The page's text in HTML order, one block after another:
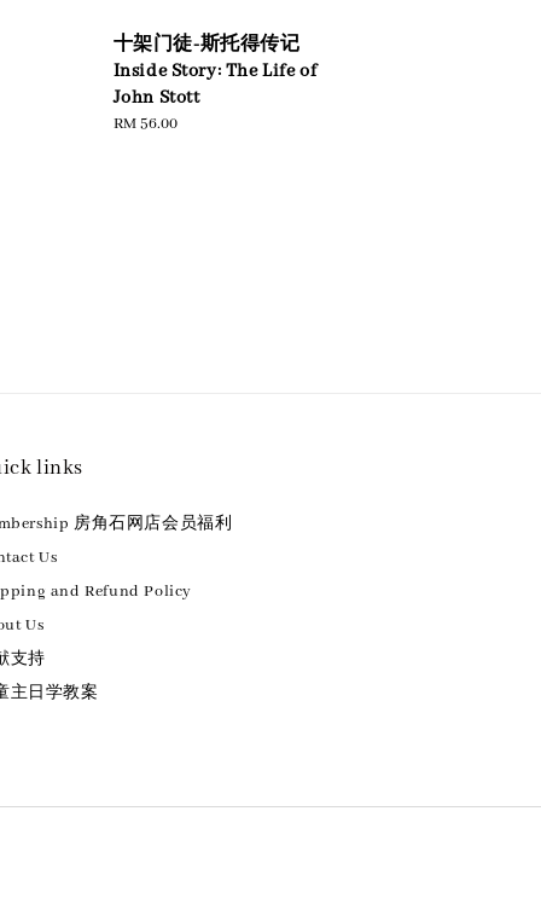
十架门徒-斯托得传记
Inside Story: The Life of
John Stott
Regular
RM 56.00
links
房角石网店会员福利
Us
and Refund Policy
Us
支持
主日学教案